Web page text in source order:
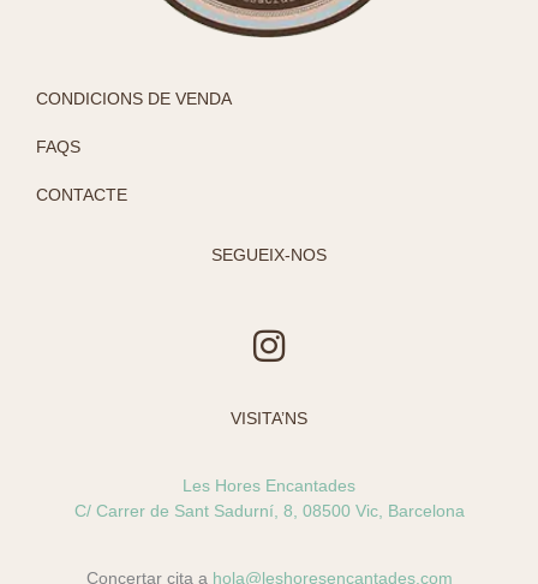
CONDICIONS DE VENDA
FAQS
CONTACTE
SEGUEIX-NOS
I
n
t
a
g
VISITA’NS
Les Hores Encantades
C/ Carrer de Sant Sadurní, 8, 08500 Vic, Barcelona
Concertar cita a hola@leshoresencantades.com